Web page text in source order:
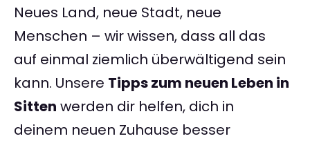
Neues Land, neue Stadt, neue
Menschen – wir wissen, dass all das
auf einmal ziemlich überwältigend sein
kann. Unsere Tipps zum neuen Leben in
Sitten werden dir helfen, dich in
deinem neuen Zuhause besser